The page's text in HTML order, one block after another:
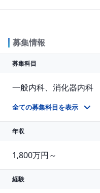
募集情報
募集科目
一般内科、消化器内科
全ての募集科目を表示
年収
1,800万円～
経験